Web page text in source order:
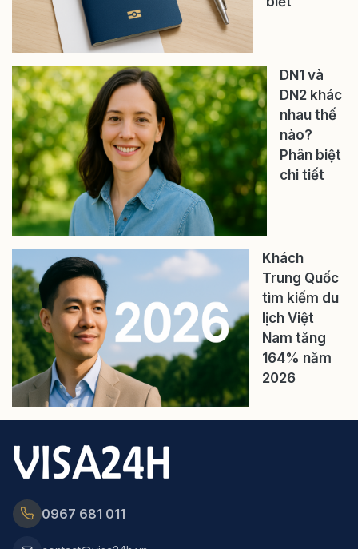
DN1 và
DN2 khác
nhau thế
nào?
Phân biệt
chi tiết
Khách
Trung Quốc
tìm kiếm du
lịch Việt
Nam tăng
164% năm
2026
0967 681 011